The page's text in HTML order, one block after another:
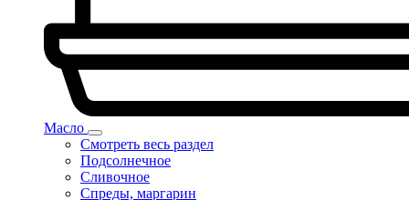
Масло
Смотреть весь раздел
Подсолнечное
Сливочное
Спреды, маргарин